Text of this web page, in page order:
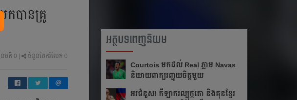
ក​បាន​​គ្រូ​
មតិ 0 ចំនួនចែករំលែក 0
អត្ថបទពេញនិយម
Courtois មក​ដល់​ Real ភ្លាម​​ Navas
និយាយ​ពាក្យ​រញ្ជួយ​ចិត្ត​មួយ​
អរ​ជំនួស!​ កីឡាករ​ល្បុក្កតោ​ និង​គុន​ខ្មែរ​